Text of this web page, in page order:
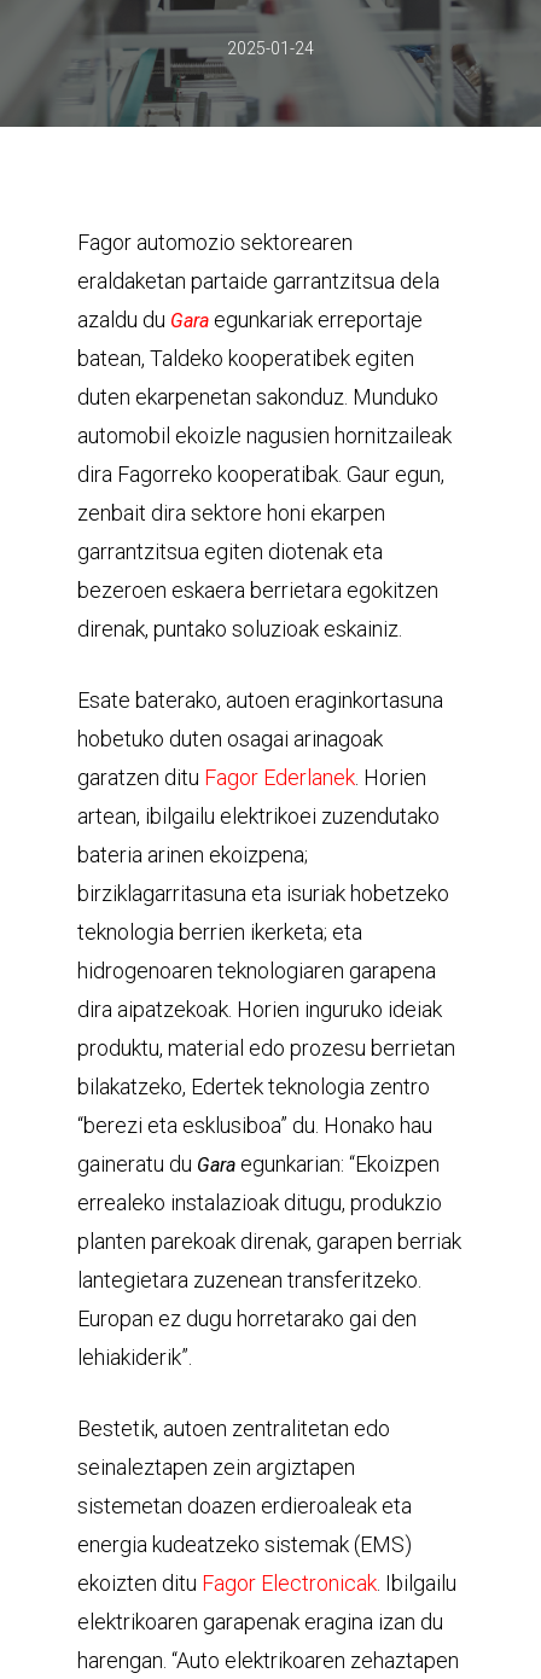
2025-01-24
Fagor automozio sektorearen
eraldaketan partaide garrantzitsua dela
azaldu du Gara egunkariak erreportaje
batean, Taldeko kooperatibek egiten
duten ekarpenetan sakonduz. Munduko
automobil ekoizle nagusien hornitzaileak
dira Fagorreko kooperatibak. Gaur egun,
zenbait dira sektore honi ekarpen
garrantzitsua egiten diotenak eta
bezeroen eskaera berrietara egokitzen
direnak, puntako soluzioak eskainiz.
Esate baterako, autoen eraginkortasuna
hobetuko duten osagai arinagoak
garatzen ditu Fagor Ederlanek . Horien
artean, ibilgailu elektrikoei zuzendutako
bateria arinen ekoizpena;
birziklagarritasuna eta isuriak hobetzeko
teknologia berrien ikerketa; eta
hidrogenoaren teknologiaren garapena
dira aipatzekoak. Horien inguruko ideiak
produktu, material edo prozesu berrietan
bilakatzeko, Edertek teknologia zentro
“berezi eta esklusiboa” du. Honako hau
gaineratu du Gara egunkarian: “Ekoizpen
errealeko instalazioak ditugu, produkzio
planten parekoak direnak, garapen berriak
lantegietara zuzenean transferitzeko.
Europan ez dugu horretarako gai den
lehiakiderik”.
Bestetik, autoen zentralitetan edo
seinaleztapen zein argiztapen
sistemetan doazen erdieroaleak eta
energia kudeatzeko sistemak (EMS)
ekoizten ditu Fagor Electronicak . Ibilgailu
elektrikoaren garapenak eragina izan du
harengan. “Auto elektrikoaren zehaztapen